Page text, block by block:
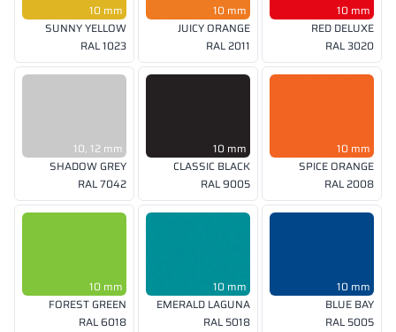
10 mm
SUNNY YELLOW
RAL 1023
10 mm
JUICY ORANGE
RAL 2011
10 mm
RED DELUXE
RAL 3020
10, 12 mm
SHADOW GREY
RAL 7042
10 mm
CLASSIC BLACK
RAL 9005
10 mm
SPICE ORANGE
RAL 2008
10 mm
FOREST GREEN
RAL 6018
10 mm
EMERALD LAGUNA
RAL 5018
10 mm
BLUE BAY
RAL 5005